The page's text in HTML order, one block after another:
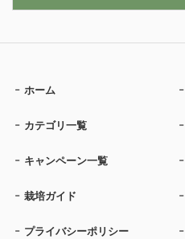
ホーム
カテゴリ一覧
キャンペーン一覧
栽培ガイド
プライバシーポリシー